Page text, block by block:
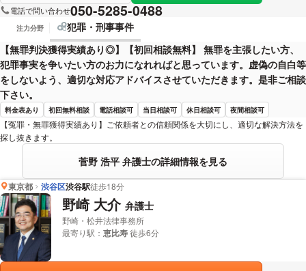
電話で問い合わせ050-5285-0488
注力分野
犯罪・刑事事件
【無罪判決獲得実績あり◎】【初回相談無料】 無罪を主張したい方、
犯罪事実を争いたい方のお力になれればと思っています。虚偽の自白等
をしないよう、適切な対応アドバイスさせていただきます。是非ご相談
下さい。
料金表あり 初回無料相談 電話相談可 当日相談可 休日相談可 夜間相談可
【冤罪・無罪獲得実績あり】ご依頼者との信頼関係を大切にし、適切な解決方法を
探し抜きます。
菅野 浩平 弁護士の詳細情報を見る
東京都 渋谷区渋谷駅徒歩18分
野崎 大介 弁護士
野崎・松井法律事務所
最寄り駅： 恵比寿徒歩6分